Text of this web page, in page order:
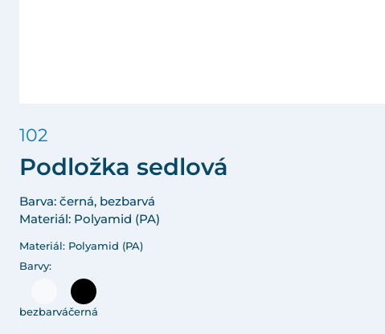
102
Podložka sedlová
Barva: černá, bezbarvá
Materiál: Polyamid (PA)
Materiál: Polyamid (PA)
Barvy:
bezbarváčerná